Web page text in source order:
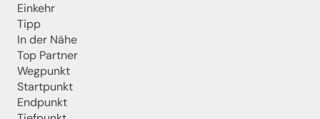
Einkehr
Tipp
In der Nähe
Top Partner
Wegpunkt
Startpunkt
Endpunkt
Melde dich jetzt an und hol dir die neuesten Infos zu
unserer sanften Ferienregion direkt nach Hause.